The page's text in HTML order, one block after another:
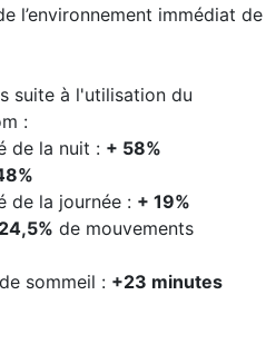
l’environnement immédiat de
suite à l'utilisation du
:
de la nuit : + 58%
de la journée : + 19%
de mouvements
sommeil : +23 minutes